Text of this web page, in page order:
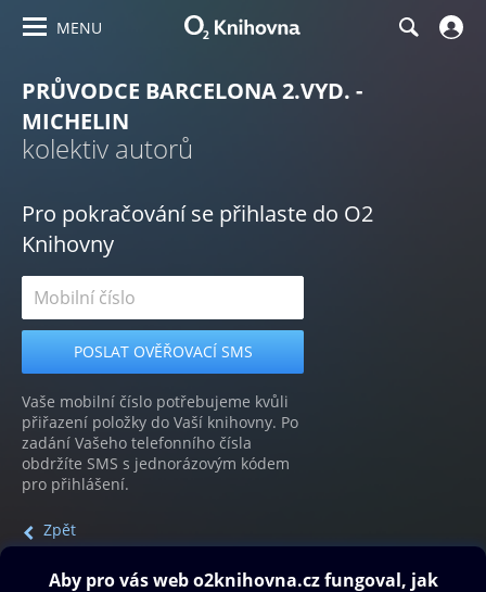
MENU
PRŮVODCE BARCELONA 2.VYD. -
MICHELIN
kolektiv autorů
Pro pokračování se přihlaste do O2
Knihovny
Vaše mobilní číslo potřebujeme kvůli
přiřazení položky do Vaší knihovny. Po
zadání Vašeho telefonního čísla
obdržíte SMS s jednorázovým kódem
pro přihlášení.
Zpět